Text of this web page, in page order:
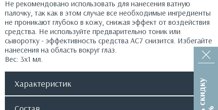
Не рекомендовано использовать для нанесения ватную
палочку, так как в этом случае все необходимые ингредиенты
не проникают глубоко в кожу, снижая эффект от воздействия
средства. Не используйте предварительно тоник или
сыворотку - эффективность средства АС7 снизится. Избегайте
нанесения на область вокруг глаз.
Вес: 3х1 мл.
Характеристик